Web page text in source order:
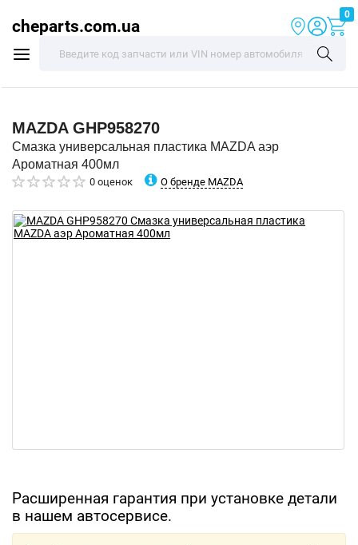
cheparts.com.ua
0
MAZDA GHP958270
Смазка универсальная пластика MAZDA аэр
Ароматная 400мл
0 оценок О бренде MAZDA
Расширенная гарантия при установке детали
в нашем автосервисе.